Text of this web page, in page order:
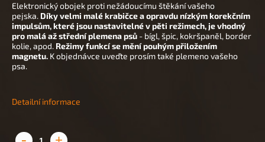
Elektronický obojek proti nežádoucímu štěkání vašeho
pejska. Díky velmi malé krabičce a opravdu nízkým korekčním
impulsům, které jsou nastavitelné v pěti režimech, je vhodný
pro malá až střední plemena psů - bígl, špic, kokršpaněl, border
kolie, apod. Režimy funkcí se mění pouhým přiložením
magnetu. K objednávce uveďte prosím také plemeno vašeho
psa.
Detailní informace